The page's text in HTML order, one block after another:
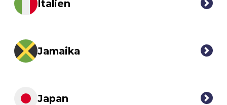
Italien
Jamaika
Japan